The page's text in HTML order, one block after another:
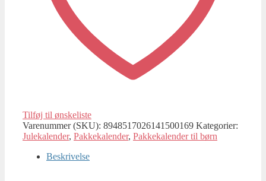
Tilføj til ønskeliste
Varenummer (SKU): 8948517026141500169 Kategorier:
Julekalender, Pakkekalender, Pakkekalender til børn
Beskrivelse